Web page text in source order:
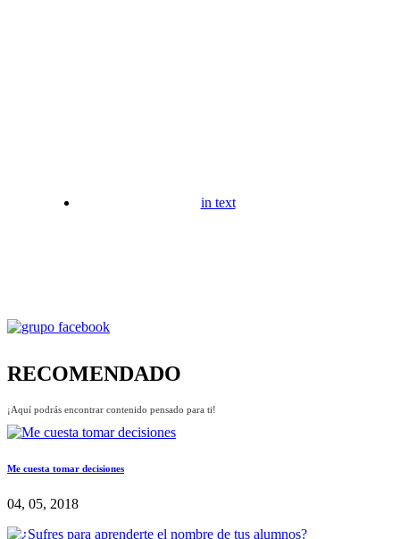
in text
RECOMENDADO
¡Aquí podrás encontrar contenido pensado para ti!
Me cuesta tomar decisiones
04, 05, 2018